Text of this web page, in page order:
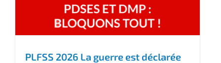
PLFSS 2026 La guerre est déclarée